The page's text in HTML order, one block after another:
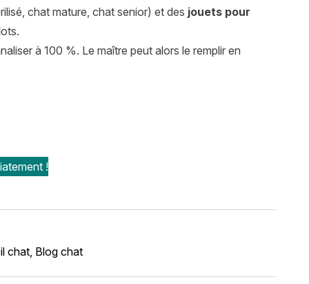
chat mature, chat senior) et des jouets pour
à 100 %. Le maître peut alors le remplir en
!
chat, Blog chat